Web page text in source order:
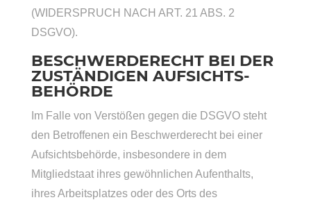
(WIDERSPRUCH NACH ART. 21 ABS. 2
DSGVO).
BESCHWERDE­RECHT BEI DER
ZUSTÄNDIGEN AUFSICHTS­
BEHÖRDE
Im Falle von Verstößen gegen die DSGVO steht
den Betroffenen ein Beschwerderecht bei einer
Aufsichtsbehörde, insbesondere in dem
Mitgliedstaat ihres gewöhnlichen Aufenthalts,
ihres Arbeitsplatzes oder des Orts des